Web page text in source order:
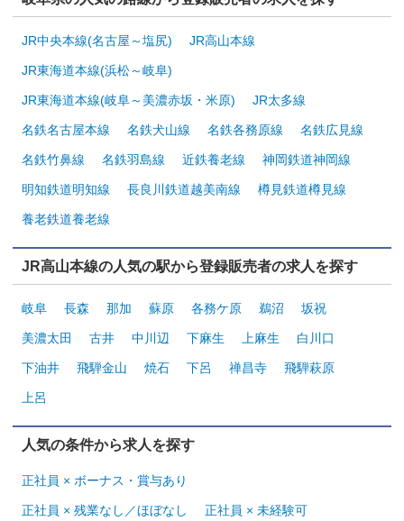
JR中央本線(名古屋～塩尻) JR高山本線
JR東海道本線(浜松～岐阜)
JR東海道本線(岐阜～美濃赤坂・米原) JR太多線
名鉄名古屋本線 名鉄犬山線 名鉄各務原線 名鉄広見線
名鉄竹鼻線 名鉄羽島線 近鉄養老線 神岡鉄道神岡線
明知鉄道明知線 長良川鉄道越美南線 樽見鉄道樽見線
養老鉄道養老線
JR高山本線の人気の駅から登録販売者の求人を探す
岐阜 長森 那加 蘇原 各務ケ原 鵜沼 坂祝
美濃太田 古井 中川辺 下麻生 上麻生 白川口
下油井 飛騨金山 焼石 下呂 禅昌寺 飛騨萩原
上呂
人気の条件から求人を探す
正社員 × ボーナス・賞与あり
正社員 × 残業なし／ほぼなし 正社員 × 未経験可